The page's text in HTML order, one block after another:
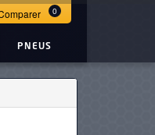
0
PNEUS